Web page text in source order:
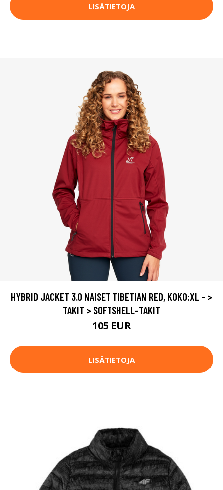
LISÄTIETOJA
HYBRID JACKET 3.0 NAISET TIBETIAN RED, KOKO:XL - >
TAKIT > SOFTSHELL-TAKIT
105 EUR
LISÄTIETOJA